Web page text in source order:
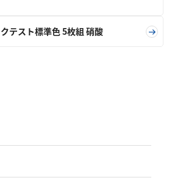
テスト標準色 5枚組 硝酸